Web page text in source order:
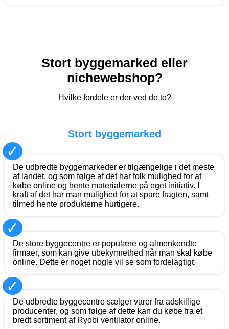
Stort byggemarked eller
nichewebshop?
Hvilke fordele er der ved de to?
Stort byggemarked
✓
De udbredte byggemarkeder er tilgængelige i det meste
af landet, og som følge af det har folk mulighed for at
købe online og hente materialerne på eget initiativ. I
kraft af det har man mulighed for at spare fragten, samt
tilmed hente produkterne hurtigere.
✓
De store byggecentre er populære og almenkendte
firmaer, som kan give ubekymrethed når man skal købe
online. Dette er noget nogle vil se som fordelagtigt.
✓
De udbredte byggecentre sælger varer fra adskillige
producenter, og som følge af dette kan du købe fra et
bredt sortiment af Ryobi ventilator online.